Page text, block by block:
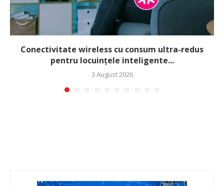
Conectivitate wireless cu consum ultra-redus
pentru locuințele inteligente...
3 August 2026